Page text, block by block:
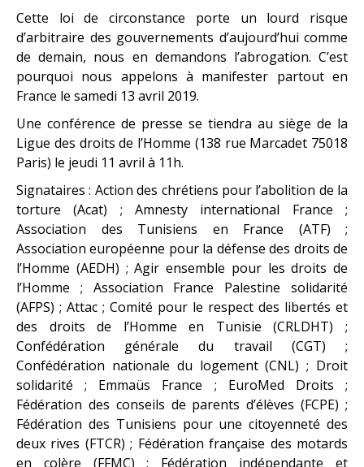
Cette loi de circonstance porte un lourd risque
d’arbitraire des gouvernements d’aujourd’hui comme
de demain, nous en demandons l’abrogation. C’est
pourquoi nous appelons à manifester partout en
France le samedi 13 avril 2019.
Une conférence de presse se tiendra au siège de la
Ligue des droits de l’Homme (138 rue Marcadet 75018
Paris) le jeudi 11 avril à 11h.
Signataires : Action des chrétiens pour l’abolition de la
torture (Acat) ; Amnesty international France ;
Association des Tunisiens en France (ATF) ;
Association européenne pour la défense des droits de
l’Homme (AEDH) ; Agir ensemble pour les droits de
l’Homme ; Association France Palestine solidarité
(AFPS) ; Attac ; Comité pour le respect des libertés et
des droits de l’Homme en Tunisie (CRLDHT) ;
Confédération générale du travail (CGT) ;
Confédération nationale du logement (CNL) ; Droit
solidarité ; Emmaüs France ; EuroMed Droits ;
Fédération des conseils de parents d’élèves (FCPE) ;
Fédération des Tunisiens pour une citoyenneté des
deux rives (FTCR) ; Fédération française des motards
en colère (FFMC) ; Fédération indépendante et